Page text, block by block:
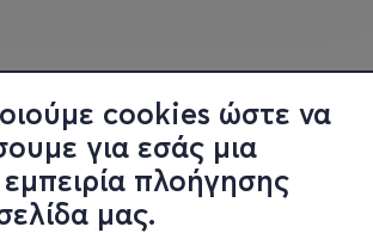
cookies ώστε να
για εσάς μια
πλοήγησης
μας.
της συνταγής των
είσαι ο κατάλληλος άνθρωπος για